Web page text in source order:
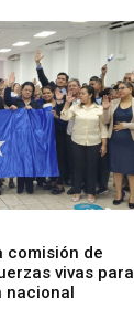
comisión de
vivas para
nacional